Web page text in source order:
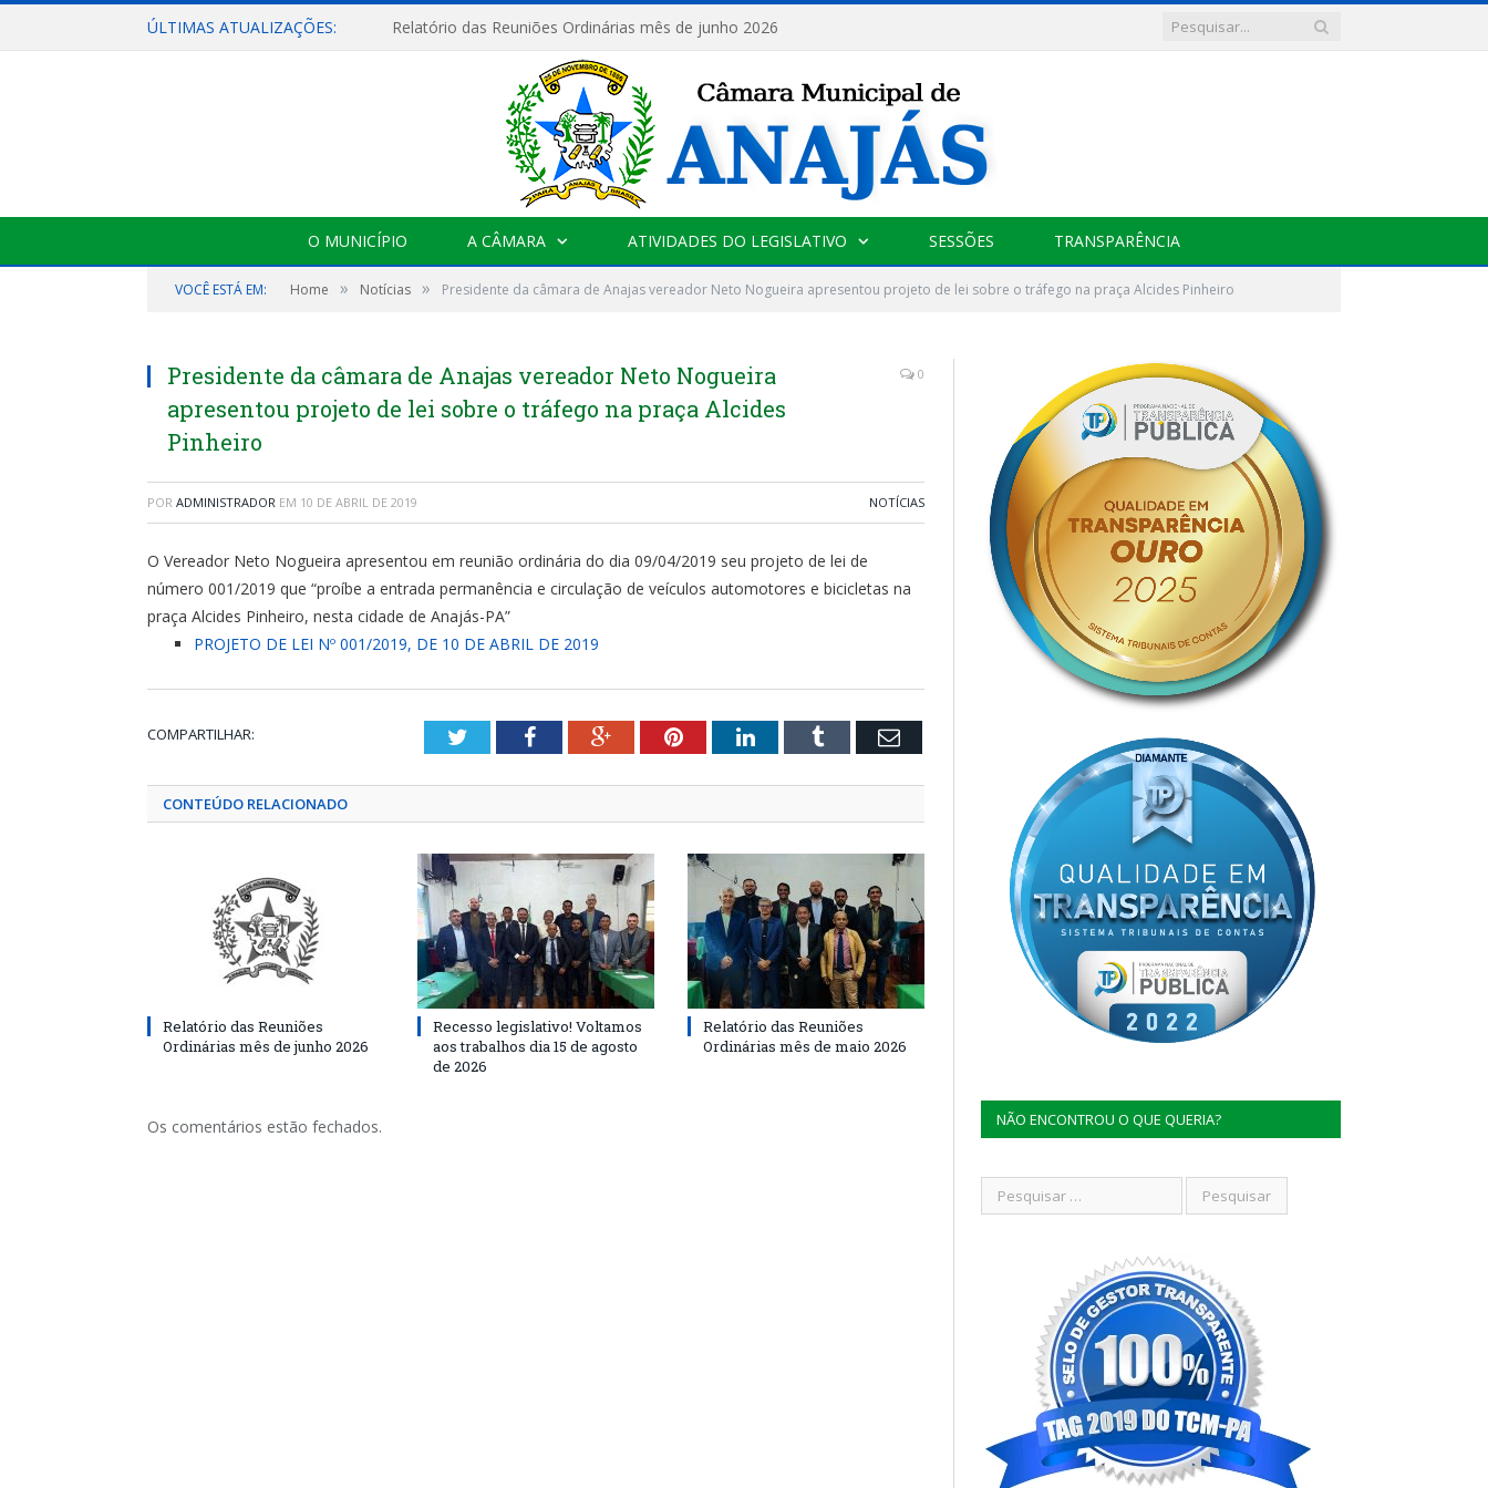
ÚLTIMAS ATUALIZAÇÕES: Relatório das Reuniões Ordinárias mês de junho 2026
O MUNICÍPIO A CÂMARA ATIVIDADES DO LEGISLATIVO SESSÕES TRANSPARÊNCIA
VOCÊ ESTÁ EM: Home » Notícias » Presidente da câmara de Anajas vereador Neto Nogueira apresentou projeto de lei sobre o tráfego na praça Alcides Pinheiro
Presidente da câmara de Anajas vereador Neto Nogueira
apresentou projeto de lei sobre o tráfego na praça Alcides
Pinheiro
0
POR ADMINISTRADOR EM 10 DE ABRIL DE 2019 NOTÍCIAS
O Vereador Neto Nogueira apresentou em reunião ordinária do dia 09/04/2019 seu projeto de lei de
número 001/2019 que “proíbe a entrada permanência e circulação de veículos automotores e bicicletas na
praça Alcides Pinheiro, nesta cidade de Anajás-PA”
PROJETO DE LEI Nº 001/2019, DE 10 DE ABRIL DE 2019
COMPARTILHAR: TwitterFacebookGoogle+PinterestLinkedInTumblr Email
CONTEÚDO RELACIONADO
Relatório das Reuniões
Ordinárias mês de junho 2026
Recesso legislativo! Voltamos
aos trabalhos dia 15 de agosto
de 2026
Relatório das Reuniões
Ordinárias mês de maio 2026
Os comentários estão fechados. NÃO ENCONTROU O QUE QUERIA?